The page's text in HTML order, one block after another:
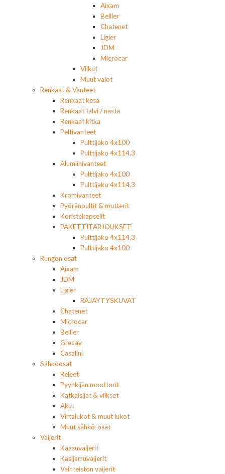
Aixam
Bellier
Chatenet
Ligier
JDM
Microcar
Vilkut
Muut valot
Renkaat & Vanteet
Renkaat kesä
Renkaat talvi / nasta
Renkaat kitka
Peltivanteet
Pulttijako 4x100
Pulttijako 4x114,3
Alumiinivanteet
Pulttijako 4x100
Pulttijako 4x114,3
Kromivanteet
Pyöränpultit & mutterit
Koristekapselit
PAKETTITARJOUKSET
Pulttijako 4x114,3
Pulttijako 4x100
Rungon osat
Aixam
JDM
Ligier
RÄJÄYTYSKUVAT
Chatenet
Microcar
Bellier
Grecav
Casalini
Sähköosat
Releet
Pyyhkijän moottorit
Katkaisijat & viikset
Akut
Virtalukot & muut lukot
Muut sähkö-osat
Vaijerit
Kaasuvaijerit
Käsijarruvaijerit
Vaihteiston vaijerit